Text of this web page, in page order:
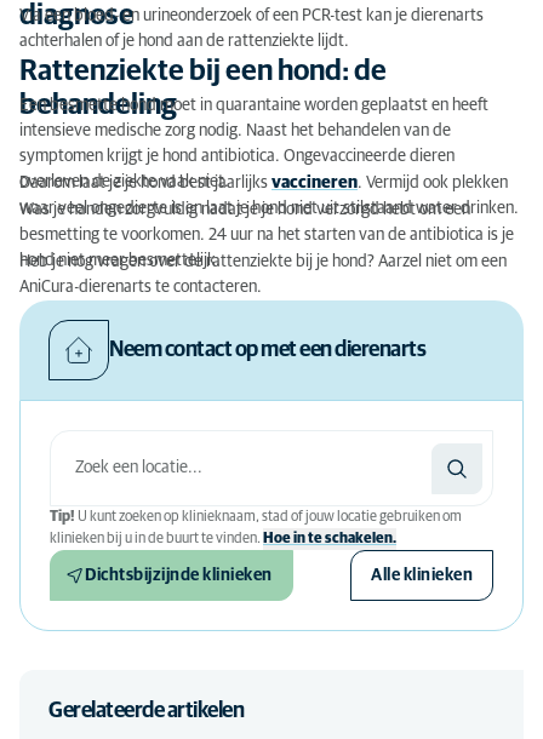
diagnose
Via een bloed- en urineonderzoek of een PCR-test kan je dierenarts
achterhalen of je hond aan de rattenziekte lijdt.
Rattenziekte bij een hond: de
behandeling
Een besmette hond moet in quarantaine worden geplaatst en heeft
intensieve medische zorg nodig. Naast het behandelen van de
symptomen krijgt je hond antibiotica. Ongevaccineerde dieren
overleven de ziekte vaak niet.
Daarom laat je je hond best jaarlijks vaccineren. Vermijd ook plekken
waar veel ongedierte is en laat je hond niet uit stilstaand water drinken.
Was je handen zorgvuldig nadat je je hond verzorgd hebt om een
besmetting te voorkomen. 24 uur na het starten van de antibiotica is je
hond niet meer besmettelijk.
Heb je nog vragen over de rattenziekte bij je hond? Aarzel niet om een
AniCura-dierenarts te contacteren.
Neem contact op met een dierenarts
Tip! U kunt zoeken op klinieknaam, stad of jouw locatie gebruiken om
klinieken bij u in de buurt te vinden. Hoe in te schakelen.
Dichtsbijzijnde klinieken Alle klinieken
Gerelateerde artikelen